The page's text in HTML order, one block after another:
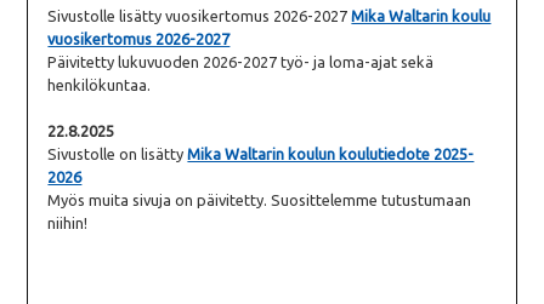
Sivustolle lisätty vuosikertomus 2026-2027Mika Waltarin koulu
vuosikertomus 2026-2027
Päivitetty lukuvuoden 2026-2027 työ- ja loma-ajat sekä
henkilökuntaa.
22.8.2025
Sivustolle on lisättyMika Waltarin koulun koulutiedote 2025-
2026
Myös muita sivuja on päivitetty. Suosittelemme tutustumaan
niihin!